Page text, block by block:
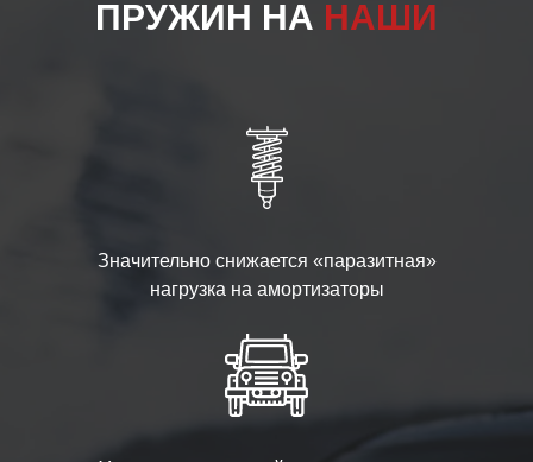
ПРУЖИН НА НАШИ
Значительно снижается «паразитная»
нагрузка на амортизаторы